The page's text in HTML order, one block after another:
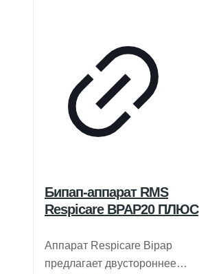
Бипап-аппарат RMS
Respicare BPAP20 ПЛЮС
Аппарат Respicare Bipap
предлагает двустороннее